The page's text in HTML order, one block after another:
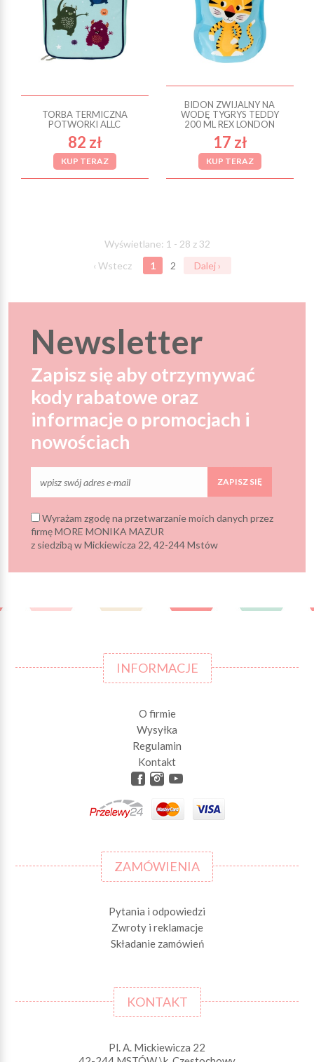
TORBA TERMICZNA
POTWORKI ALLC
82 zł
KUP TERAZ
BIDON ZWIJALNY NA
WODĘ TYGRYS TEDDY
200 ML REX LONDON
17 zł
KUP TERAZ
Wyświetlane: 1 - 28 z 32
‹ Wstecz
1 2 Dalej ›
Newsletter
Zapisz się aby otrzymywać
kody rabatowe oraz
informacje o promocjach i
nowościach
ZAPISZ SIĘ
Wyrażam zgodę na przetwarzanie moich danych przez
firmę MORE MONIKA MAZUR
z siedzibą w Mickiewicza 22, 42-244 Mstów
INFORMACJE
O firmie
Wysyłka
Regulamin
Kontakt
ZAMÓWIENIA
Pytania i odpowiedzi
Zwroty i reklamacje
Składanie zamówień
KONTAKT
Pl. A. Mickiewicza 22